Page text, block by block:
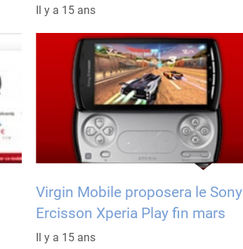
Il y a 15 ans
Virgin Mobile proposera le Sony
Ercisson Xperia Play fin mars
Il y a 15 ans